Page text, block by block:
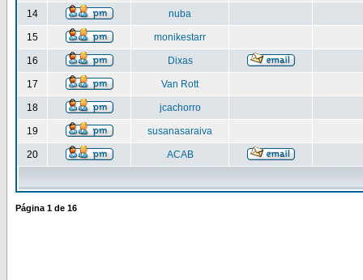
14 nuba
15 monikestarr
16 Dixas
17 Van Rott
18 jcachorro
19 susanasaraiva
20 ACAB
Página 1 de 16